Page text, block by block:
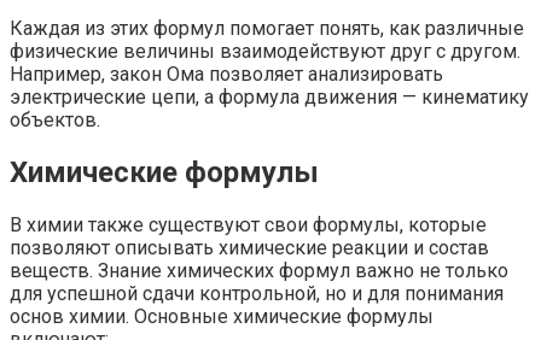
Каждая из этих формул помогает понять, как различные
физические величины взаимодействуют друг с другом.
Например, закон Ома позволяет анализировать
электрические цепи, а формула движения — кинематику
объектов.
Химические формулы
В химии также существуют свои формулы, которые
позволяют описывать химические реакции и состав
веществ. Знание химических формул важно не только
для успешной сдачи контрольной, но и для понимания
основ химии. Основные химические формулы